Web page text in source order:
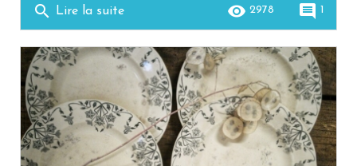
search Lire la suite comment 1
remove_red_eye 2978